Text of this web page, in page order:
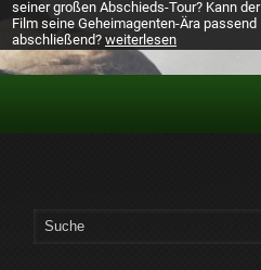
seiner großen Abschieds-Tour? Kann der
Film seine Geheimagenten-Ära passend
abschließend? weiterlesen